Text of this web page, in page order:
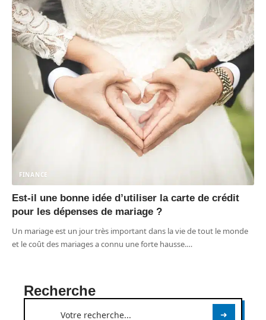
FINANCE
Est-il une bonne idée d’utiliser la carte de crédit
pour les dépenses de mariage ?
Un mariage est un jour très important dans la vie de tout le monde
et le coût des mariages a connu une forte hausse.…
Recherche